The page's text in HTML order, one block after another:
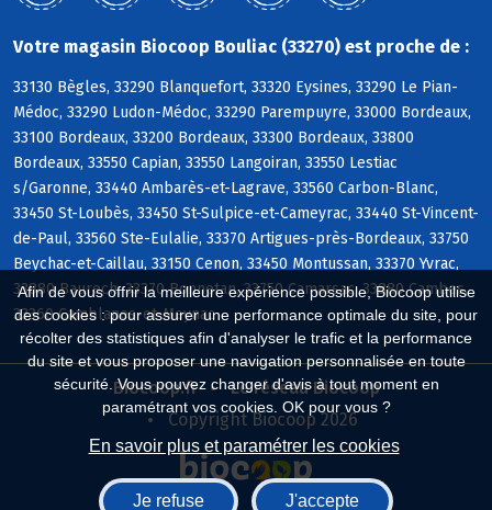
Afin de vous offrir la meilleure expérience possible, Biocoop utilise
des cookies : pour assurer une performance optimale du site, pour
récolter des statistiques afin d'analyser le trafic et la performance
du site et vous proposer une navigation personnalisée en toute
sécurité. Vous pouvez changer d'avis à tout moment en
paramétrant vos cookies. OK pour vous ?
En savoir plus et paramétrer les cookies
Je refuse J'accepte
Votre magasin Biocoop Bouliac (33270) est proche de :
33130 Bègles, 33290 Blanquefort, 33320 Eysines, 33290 Le Pian-
Médoc, 33290 Ludon-Médoc, 33290 Parempuyre, 33000 Bordeaux,
33100 Bordeaux, 33200 Bordeaux, 33300 Bordeaux, 33800
Bordeaux, 33550 Capian, 33550 Langoiran, 33550 Lestiac
s/Garonne, 33440 Ambarès-et-Lagrave, 33560 Carbon-Blanc,
33450 St-Loubès, 33450 St-Sulpice-et-Cameyrac, 33440 St-Vincent-
de-Paul, 33560 Ste-Eulalie, 33370 Artigues-près-Bordeaux, 33750
Beychac-et-Caillau, 33150 Cenon, 33450 Montussan, 33370 Yvrac,
33880 Baurech, 33370 Bonnetan, 33750 Camarsac, 33880 Cambes,
33360 Camblanes-et-Meynac
Biocoop.fr
Le réseau Biocoop
Copyright Biocoop 2026